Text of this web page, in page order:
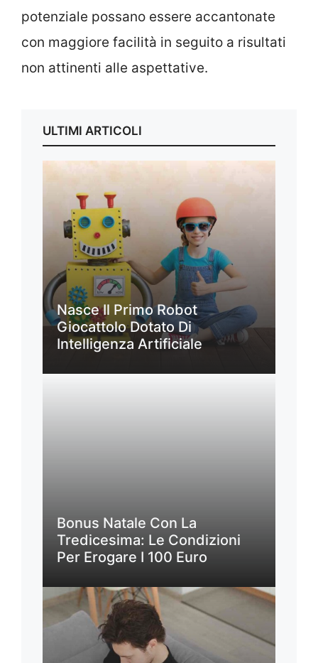
potenziale possano essere accantonate
con maggiore facilità in seguito a risultati
non attinenti alle aspettative.
ULTIMI ARTICOLI
Nasce Il Primo Robot
Giocattolo Dotato Di
Intelligenza Artificiale
Bonus Natale Con La
Tredicesima: Le Condizioni
Per Erogare I 100 Euro